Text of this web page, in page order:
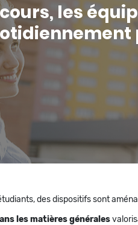
les
des dispositifs sont
les matières générales